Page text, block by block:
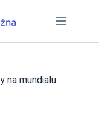
na mundialu: